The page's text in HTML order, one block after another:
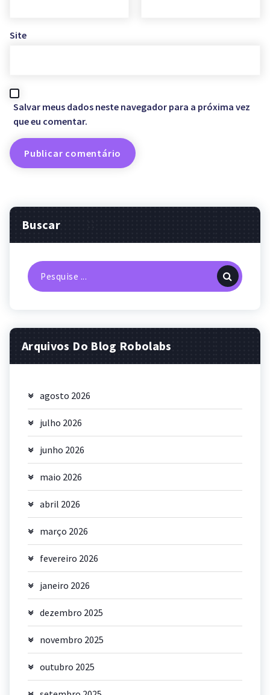
Site
Salvar meus dados neste navegador para a próxima vez
que eu comentar.
Buscar
Pesquisa
por:
Arquivos Do Blog Robolabs
agosto 2026
julho 2026
junho 2026
maio 2026
abril 2026
março 2026
fevereiro 2026
janeiro 2026
dezembro 2025
novembro 2025
outubro 2025